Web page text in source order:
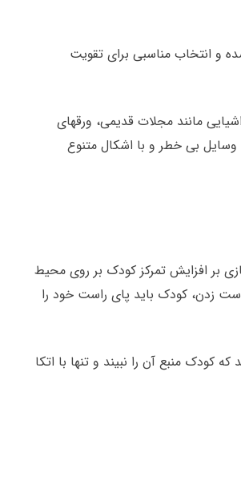
و انتخاب مناسبی برای تقویت
مانند مجلات قدیمی، ورقهای
وسایل بی خطر و با اشکال متنوع
بر افزایش تمرکز کودک بر روی محیط
شنیدن صدای دست زدن، کودک باید پای راست خود را
منبع آن را نبیند و تنها با اتکا